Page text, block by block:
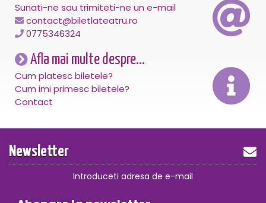
Sunati-ne sau trimiteti-ne un e-mail
contact@biletlateatru.ro
0775346324
Afla mai multe despre...
Cum platesc biletele?
Cum imi primesc biletele?
Contact
Newsletter
Introduceti adresa de e-mail